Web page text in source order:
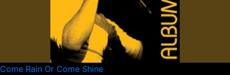
Come Rain Or Come Shine